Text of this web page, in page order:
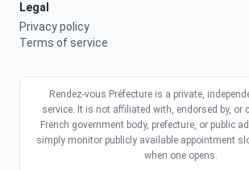
Legal
Privacy policy
Terms of service
Rendez-vous Préfecture is a private,
service. It is not affiliated with, endorsed by, or
French government body, prefecture, or public
simply monitor publicly available appointment
when one opens.